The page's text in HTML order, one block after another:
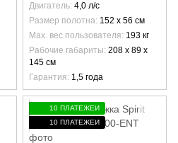
Двигатель 4,0 л/с
Размер полотна 152 х 56 см
Max. вес пользователя 193 кг
Рабочие габариты 208 х 89 х
145 см
Гарантия 1,5 года
10 ПЛАТЕЖЕЙ
10 ПЛАТЕЖЕЙ